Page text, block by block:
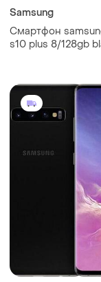
Samsung
Смартфон
s10 plus 8/128gb